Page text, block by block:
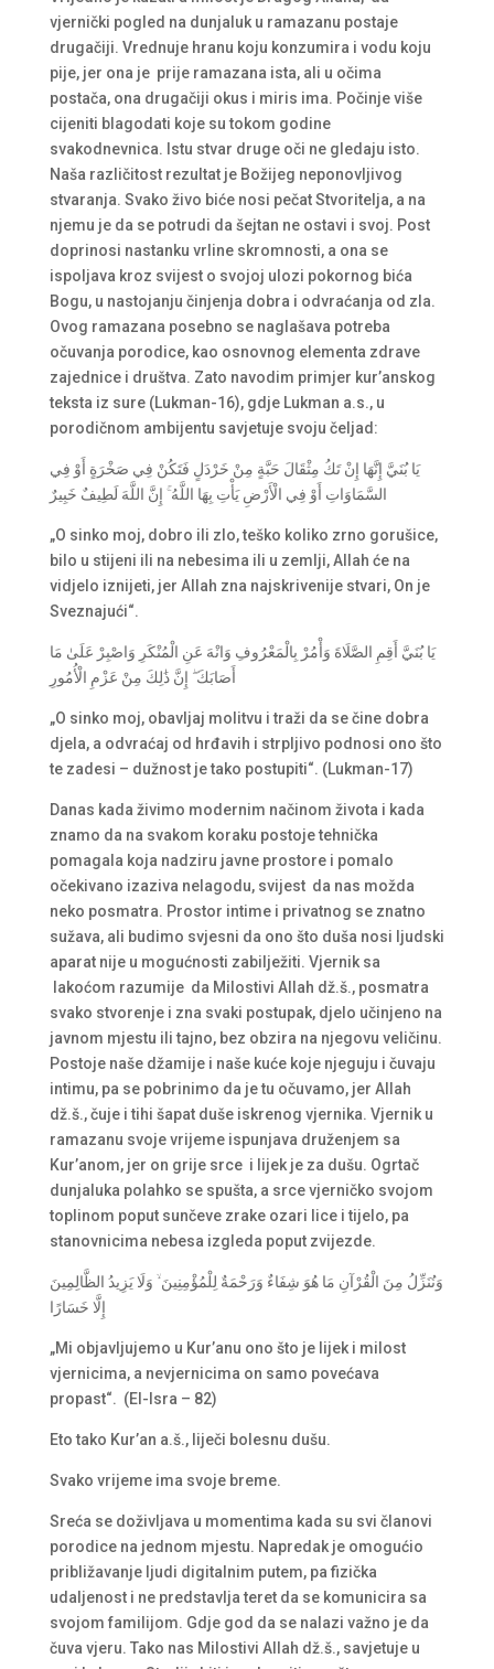
vjernički pogled na dunjaluk u ramazanu postaje
drugačiji. Vrednuje hranu koju konzumira i vodu koju
pije, jer ona je prije ramazana ista, ali u očima
postača, ona drugačiji okus i miris ima. Počinje više
cijeniti blagodati koje su tokom godine
svakodnevnica. Istu stvar druge oči ne gledaju isto.
Naša različitost rezultat je Božijeg neponovljivog
stvaranja. Svako živo biće nosi pečat Stvoritelja, a na
njemu je da se potrudi da šejtan ne ostavi i svoj. Post
doprinosi nastanku vrline skromnosti, a ona se
ispoljava kroz svijest o svojoj ulozi pokornog bića
Bogu, u nastojanju činjenja dobra i odvraćanja od zla.
Ovog ramazana posebno se naglašava potreba
očuvanja porodice, kao osnovnog elementa zdrave
zajednice i društva. Zato navodim primjer kur’anskog
teksta iz sure (Lukman-16), gdje Lukman a.s., u
porodičnom ambijentu savjetuje svoju čeljad:
يَا بُنَيَّ إِنَّهَا إِنْ تَكُ مِثْقَالَ حَبَّةٍ مِنْ خَرْدَلٍ فَتَكُنْ فِي صَخْرَةٍ أَوْ فِي
السَّمَاوَاتِ أَوْ فِي الْأَرْضِ يَأْتِ بِهَا اللَّهُ ۚ إِنَّ اللَّهَ لَطِيفٌ خَبِيرٌ
„O sinko moj, dobro ili zlo, teško koliko zrno gorušice,
bilo u stijeni ili na nebesima ili u zemlji, Allah će na
vidjelo iznijeti, jer Allah zna najskrivenije stvari, On je
Sveznajući“.
يَا بُنَيَّ أَقِمِ الصَّلَاةَ وَأْمُرْ بِالْمَعْرُوفِ وَانْهَ عَنِ الْمُنْكَرِ وَاصْبِرْ عَلَىٰ مَا
أَصَابَكَ ۖ إِنَّ ذَٰلِكَ مِنْ عَزْمِ الْأُمُورِ
„O sinko moj, obavljaj molitvu i traži da se čine dobra
djela, a odvraćaj od hrđavih i strpljivo podnosi ono što
te zadesi – dužnost je tako postupiti“. (Lukman-17)
Danas kada živimo modernim načinom života i kada
znamo da na svakom koraku postoje tehnička
pomagala koja nadziru javne prostore i pomalo
očekivano izaziva nelagodu, svijest da nas možda
neko posmatra. Prostor intime i privatnog se znatno
sužava, ali budimo svjesni da ono što duša nosi ljudski
aparat nije u mogućnosti zabilježiti. Vjernik sa
lakoćom razumije da Milostivi Allah dž.š., posmatra
svako stvorenje i zna svaki postupak, djelo učinjeno na
javnom mjestu ili tajno, bez obzira na njegovu veličinu.
Postoje naše džamije i naše kuće koje njeguju i čuvaju
intimu, pa se pobrinimo da je tu očuvamo, jer Allah
dž.š., čuje i tihi šapat duše iskrenog vjernika. Vjernik u
ramazanu svoje vrijeme ispunjava druženjem sa
Kur’anom, jer on grije srce i lijek je za dušu. Ogrtač
dunjaluka polahko se spušta, a srce vjerničko svojom
toplinom poput sunčeve zrake ozari lice i tijelo, pa
stanovnicima nebesa izgleda poput zvijezde.
وَنُنَزِّلُ مِنَ الْقُرْآنِ مَا هُوَ شِفَاءٌ وَرَحْمَةٌ لِلْمُؤْمِنِينَ ۙ وَلَا يَزِيدُ الظَّالِمِينَ
إِلَّا خَسَارًا
„Mi objavljujemo u Kur’anu ono što je lijek i milost
vjernicima, a nevjernicima on samo povećava
propast“. (El-Isra – 82)
Eto tako Kur’an a.š., liječi bolesnu dušu.
Svako vrijeme ima svoje breme.
Sreća se doživljava u momentima kada su svi članovi
porodice na jednom mjestu. Napredak je omogućio
približavanje ljudi digitalnim putem, pa fizička
udaljenost i ne predstavlja teret da se komunicira sa
svojom familijom. Gdje god da se nalazi važno je da
čuva vjeru. Tako nas Milostivi Allah dž.š., savjetuje u